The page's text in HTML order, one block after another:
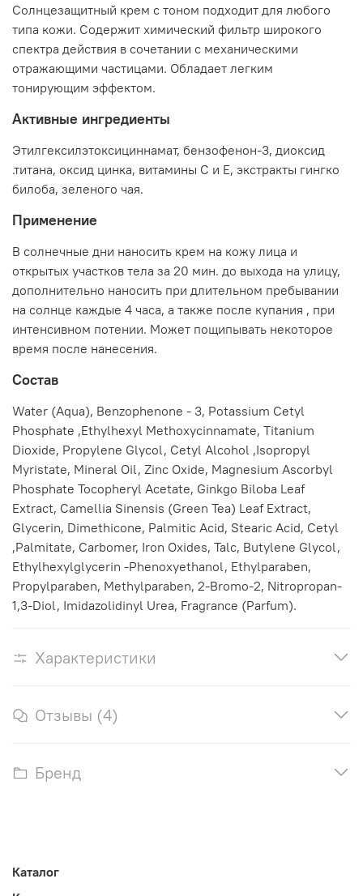
Солнцезащитный крем с тоном подходит для любого
типа кожи. Содержит химический фильтр широкого
спектра действия в сочетании с механическими
отражающими частицами. Обладает легким
тонирующим эффектом.
Активные ингредиенты
Этилгексилэтоксициннамат, бензофенон-3, диоксид
.титана, оксид цинка, витамины С и Е, экстракты гингко
билоба, зеленого чая.
Применение
В солнечные дни наносить крем на кожу лица и
открытых участков тела за 20 мин. до выхода на улицу,
дополнительно наносить при длительном пребывании
на солнце каждые 4 часа, а также после купания , при
интенсивном потении. Может пощипывать некоторое
время после нанесения.
Состав
Water (Aqua), Benzophenone - 3, Potassium Cetyl
Phosphate ,Ethylhexyl Methoxycinnamate, Titanium
Dioxide, Propylene Glycol, Cetyl Alcohol ,Isopropyl
Myristate, Mineral Oil, Zinc Oxide, Magnesium Ascorbyl
Phosphate Tocopheryl Acetate, Ginkgo Biloba Leaf
Extract, Camellia Sinensis (Green Tea) Leaf Extract,
Glycerin, Dimethicone, Palmitic Acid, Stearic Acid, Cetyl
,Palmitate, Carbomer, Iron Oxides, Talc, Butylene Glycol,
Ethylhexylglycerin -Phenoxyethanol, Ethylparaben,
Propylparaben, Methylparaben, 2-Bromo-2, Nitropropan-
1,3-Diol, Imidazolidinyl Urea, Fragrance (Parfum).
Характеристики
Отзывы (4)
Бренд
Каталог